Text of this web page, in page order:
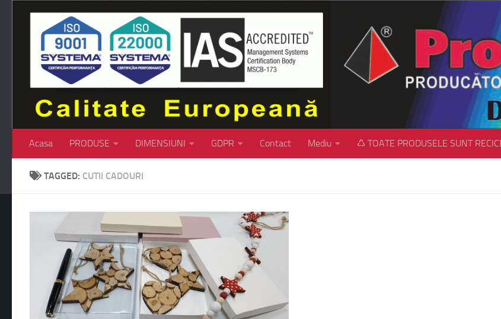
Skip to content
Acasa PRODUSE DIMENSIUNI GDPR Contact Mediu ♺ TOATE PRODUSELE SUNT
TAGGED: CUTII CADOURI